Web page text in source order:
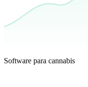
Software para cannabis